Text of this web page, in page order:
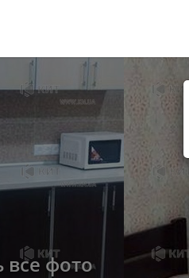
все фото